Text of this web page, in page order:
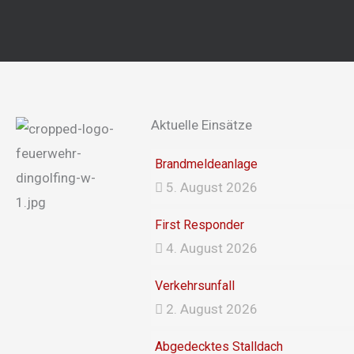
Aktuelle Einsätze
Brandmeldeanlage
5. August 2026
First Responder
4. August 2026
Verkehrsunfall
2. August 2026
Abgedecktes Stalldach